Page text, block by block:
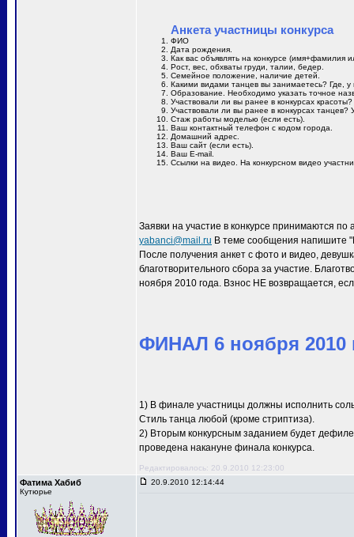
Анкета участницы конкурса
ФИО
Дата рождения.
Как вас объявлять на конкурсе (имя+фамилия
Рост, вес, обхваты груди, талии, бедер.
Семейное положение, наличие детей.
Какими видами танцев вы занимаетесь? Где,
Образование. Необходимо указать точное
Участвовали ли вы ранее в конкурсах
Участвовали ли вы ранее в конкурсах
Стаж работы моделью (если есть).
Ваш контактный телефон с кодом города.
Домашний адрес.
Ваш сайт (если есть).
Ваш E-mail.
Ссылки на видео. На конкурсном видео
Заявки на участие в конкурсе принимаются по
yabanci@mail.ru В теме сообщения напишите
После получения анкет с фото и видео,
благотворительного сбора за участие.
ноября 2010 года. Взнос НЕ возвращается,
ФИНАЛ 6 ноября 2010
1) В финале участницы должны исполнить
Стиль танца любой (кроме стриптиза).
2) Вторым конкурсным заданием будет
проведена накануне финала конкурса.
Редактировалось: 20.9.2010 12:23:00
Фатима Хабиб
Кутюрье
20.9.2010 12:14:44